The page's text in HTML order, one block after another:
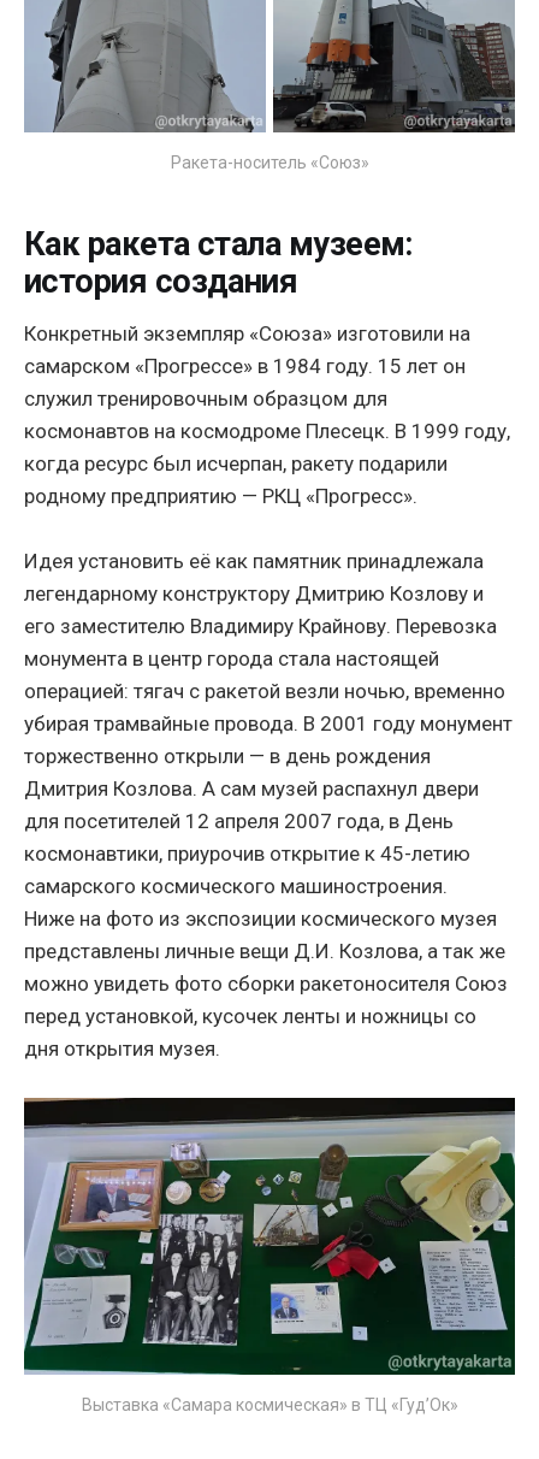
Ракета-носитель «Союз»
Как ракета стала музеем:
история создания
Конкретный экземпляр «Союза» изготовили на
самарском «Прогрессе» в 1984 году. 15 лет он
служил тренировочным образцом для
космонавтов на космодроме Плесецк. В 1999 году,
когда ресурс был исчерпан, ракету подарили
родному предприятию — РКЦ «Прогресс».
Идея установить её как памятник принадлежала
легендарному конструктору Дмитрию Козлову и
его заместителю Владимиру Крайнову. Перевозка
монумента в центр города стала настоящей
операцией: тягач с ракетой везли ночью, временно
убирая трамвайные провода. В 2001 году монумент
торжественно открыли — в день рождения
Дмитрия Козлова. А сам музей распахнул двери
для посетителей 12 апреля 2007 года, в День
космонавтики, приурочив открытие к 45-летию
самарского космического машиностроения.
Ниже на фото из экспозиции космического музея
представлены личные вещи Д.И. Козлова, а так же
можно увидеть фото сборки ракетоносителя Союз
перед установкой, кусочек ленты и ножницы со
дня открытия музея.
Выставка «Самара космическая» в ТЦ «Гуд’Ок»